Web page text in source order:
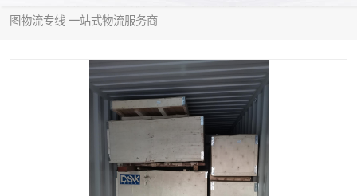
图物流专线 一站式物流服务商
中欧班列
蒙古乌兰巴托双清包税
蒙古乌兰巴托空运专线
蒙古乌兰巴托汽运专线